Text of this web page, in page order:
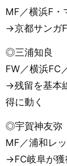
MF／横浜F・
→京都サンガ
◎三浦知良
FW／横浜FC
→残留を基本
得に動く
◎宇賀神友弥
MF／浦和レ
→FC岐阜が獲